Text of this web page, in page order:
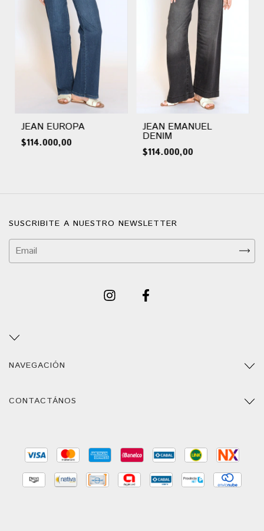
JEAN EUROPA
$114.000,00
JEAN EMANUEL
DENIM
$114.000,00
SUSCRIBITE A NUESTRO NEWSLETTER
NAVEGACIÓN
CONTACTÁNOS